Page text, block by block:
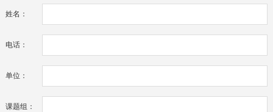
姓名：
电话：
单位：
课题组：